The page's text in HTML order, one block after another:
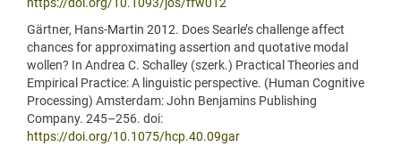
https://doi.org/10.1093/jos/ffw012
Gärtner, Hans-Martin 2012. Does Searle’s challenge affect
chances for approximating assertion and quotative modal
wollen? In Andrea C. Schalley (szerk.) Practical Theories and
Empirical Practice: A linguistic perspective. (Human Cognitive
Processing) Amsterdam: John Benjamins Publishing
Company. 245–256. doi:
https://doi.org/10.1075/hcp.40.09gar